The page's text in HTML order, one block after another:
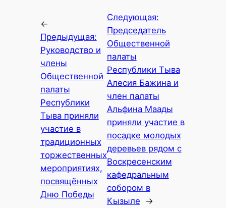
←
Предыдущая:
Руководство и
члены
Общественной
палаты
Республики
Тыва приняли
участие в
традиционных
торжественных
мероприятиях,
посвящённых
Дню Победы
Следующая:
Председатель
Общественной
палаты
Республики Тыва
Алесия Бажина и
член палаты
Альфина Маады
приняли участие в
посадке молодых
деревьев рядом с
Воскресенским
кафедральным
собором в
Кызыле
→